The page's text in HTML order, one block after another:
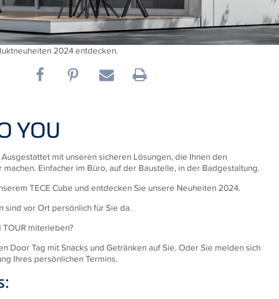
2024 entdecken.
YOU
mit unseren sicheren Lösungen, die Ihnen den
Einfacher im Büro, auf der Baustelle, in der Badgestaltung.
TECE Cube und entdecken Sie unsere Neuheiten 2024.
sind vor Ort persönlich für Sie da.
TOUR miterleben?
Door Tag mit Snacks und Getränken auf Sie. Oder Sie melden sich
Ihres persönlichen Termins.